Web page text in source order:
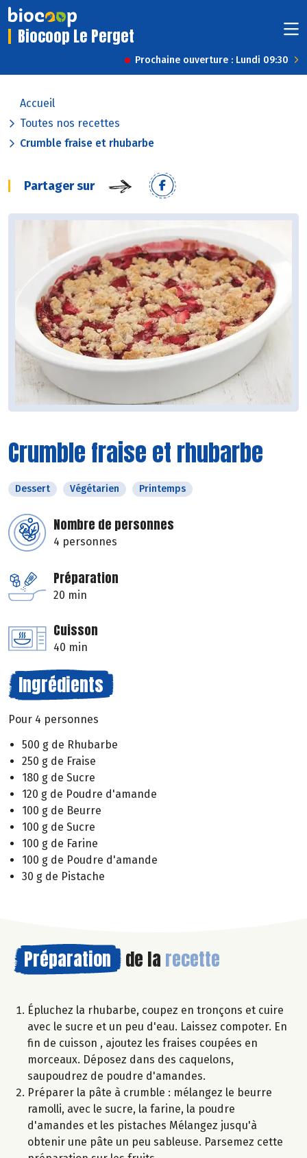
Biocoop Le Perget
Prochaine ouverture : Lundi 09:30
Accueil
Toutes nos recettes
Crumble fraise et rhubarbe
Partager sur
Crumble fraise et rhubarbe
Dessert Végétarien Printemps
Nombre de personnes
4 personnes
Préparation
20 min
Cuisson
40 min
Ingrédients
Pour 4 personnes
500 g de Rhubarbe
250 g de Fraise
180 g de Sucre
120 g de Poudre d'amande
100 g de Beurre
100 g de Sucre
100 g de Farine
100 g de Poudre d'amande
30 g de Pistache
Préparation de la recette
Épluchez la rhubarbe, coupez en tronçons et cuire
avec le sucre et un peu d'eau. Laissez compoter. En
fin de cuisson , ajoutez les fraises coupées en
morceaux. Déposez dans des caquelons,
saupoudrez de poudre d'amandes.
Préparer la pâte à crumble : mélangez le beurre
ramolli, avec le sucre, la farine, la poudre
d'amandes et les pistaches Mélangez jusqu'à
obtenir une pâte un peu sableuse. Parsemez cette